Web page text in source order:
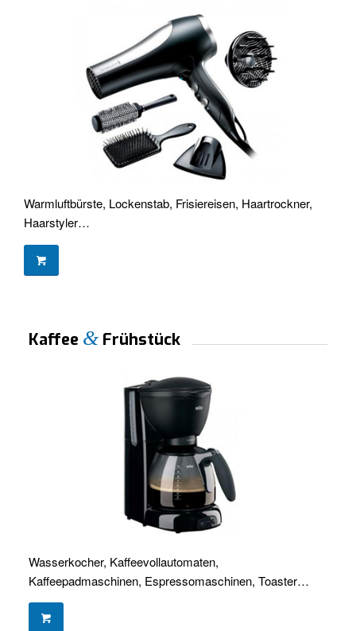
Warmluftbürste, Lockenstab, Frisiereisen, Haartrockner,
Haarstyler…
Kaffee &Frühstück
Wasserkocher, Kaffeevollautomaten,
Kaffeepadmaschinen, Espressomaschinen, Toaster…